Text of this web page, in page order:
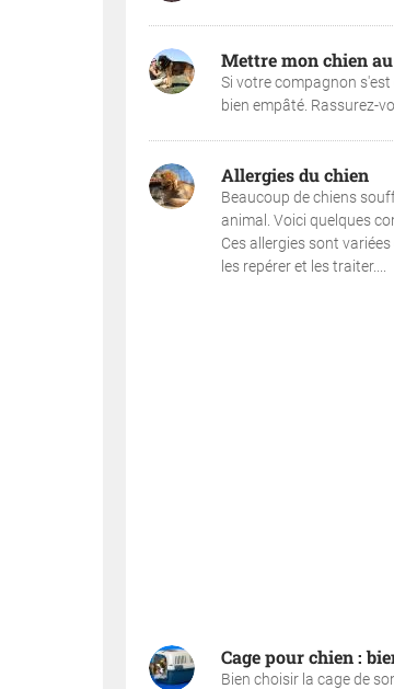
Mettre mon chien
Si votre compagnon
bien empâté. Rassurez-
Allergies du chien
Beaucoup de chiens
animal. Voici quelques
Ces allergies sont
les repérer et les traiter....
Cage pour chien :
Bien choisir la cage de